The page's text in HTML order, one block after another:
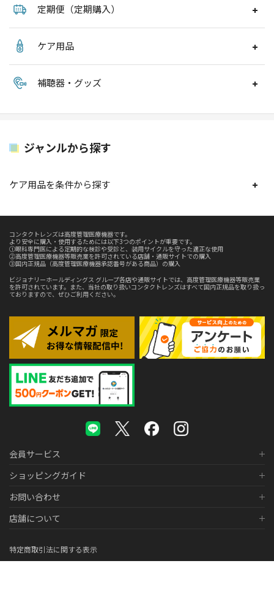
定期便（定期購入）
ケア用品
補聴器・グッズ
ジャンルから探す
ケア用品を条件から探す
コンタクトレンズは高度管理医療機器です。
より安全に購入・使用するためには以下3つのポイントが重要です。
①眼科専門医による定期的な検診や受診と、装用サイクルを守った適正な使用
②高度管理医療機器等販売業を許可されている店舗・通販サイトでの購入
③国内正規品（高度管理医療機器承認番号がある商品）の購入
ビジョナリーホールディングス グループ各店や通販サイトでは、高度管理医療機器等販売業
を許可されています。また、当社の取り扱いコンタクトレンズはすべて国内正規品を取り扱っ
ておりますので、ぜひご利用ください。
会員サービス
ショッピングガイド
お問い合わせ
店舗について
特定商取引法に関する表示